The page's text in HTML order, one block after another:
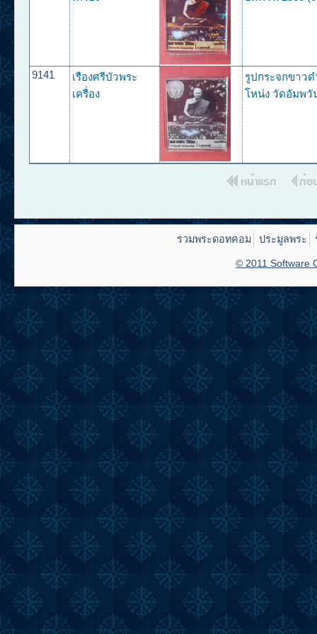
9141
เรืองศรีบัวพระ
เครื่อง
รูปกระจกขาว
โหน่ง วัดอัมพวั
รวมพระดอทคอม ประมูลพระ
© 2011 Software